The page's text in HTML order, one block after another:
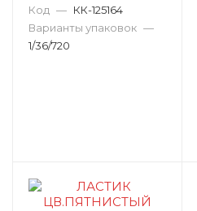
50Х21Х16ММ 8030200
Код — КК-125164
Варианты упаковок —
1/36/720